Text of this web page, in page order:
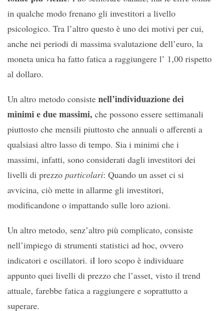
in qualche modo frenano gli investitori a livello
psicologico. Tra l’altro questo è uno dei motivi per cui,
anche nei periodi di massima svalutazione dell’euro, la
moneta unica ha fatto fatica a raggiungere l’ 1,00 rispetto
al dollaro.
Un altro metodo consiste nell’individuazione dei
minimi e due massimi, che possono essere settimanali
piuttosto che mensili piuttosto che annuali o afferenti a
qualsiasi altro lasso di tempo. Sia i minimi che i
massimi, infatti, sono considerati dagli investitori dei
livelli di prezzo particolari: Quando un asset ci si
avvicina, ciò mette in allarme gli investitori,
modificandone o impattando sulle loro azioni.
Un altro metodo, senz’altro più complicato, consiste
nell’impiego di strumenti statistici ad hoc, ovvero
indicatori e oscillatori. iI loro scopo è individuare
appunto quei livelli di prezzo che l’asset, visto il trend
attuale, farebbe fatica a raggiungere e soprattutto a
superare.